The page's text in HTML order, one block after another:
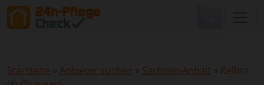
Startseite » Anbieter suchen » Sachsen-Anhalt » Kelbra